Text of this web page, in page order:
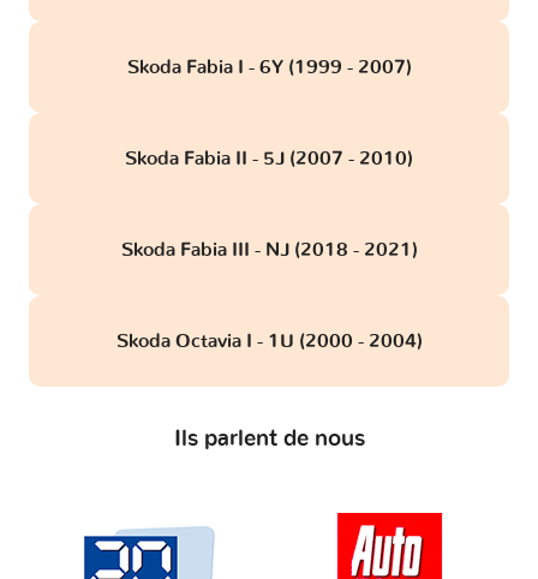
Skoda Fabia I - 6Y (1999 - 2007)
Skoda Fabia II - 5J (2007 - 2010)
Skoda Fabia III - NJ (2018 - 2021)
Skoda Octavia I - 1U (2000 - 2004)
Ils parlent de nous